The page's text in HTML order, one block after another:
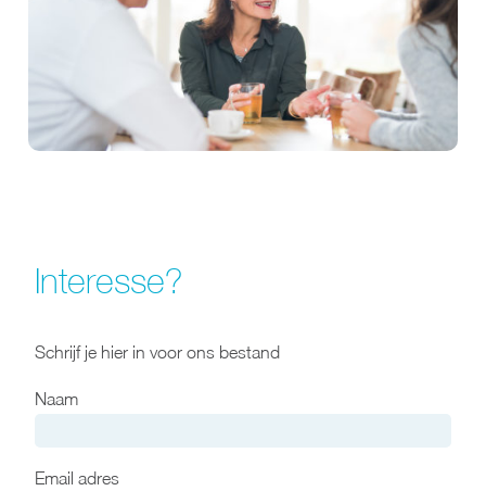
Interesse?
Schrijf je hier in voor ons bestand
Naam
Email adres